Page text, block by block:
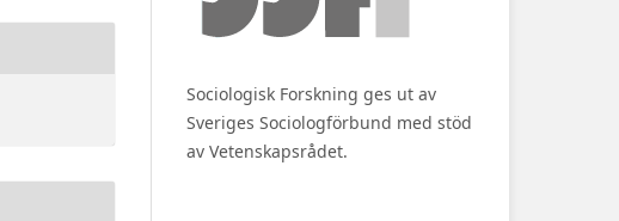
Sociologisk Forskning ges ut av
Sveriges Sociologförbund med stöd
av Vetenskapsrådet.